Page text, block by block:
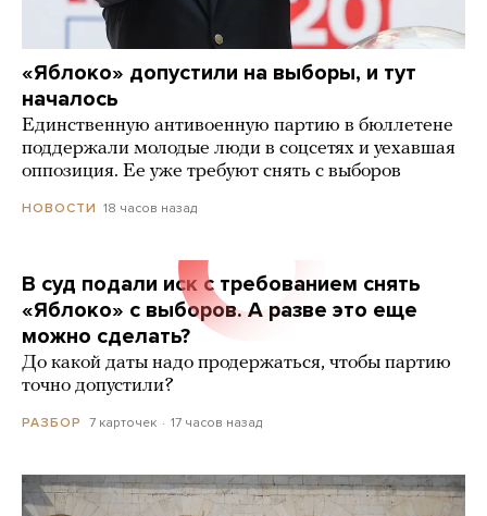
«Яблоко» допустили на выборы, и тут
началось
Единственную антивоенную партию в бюллетене
поддержали молодые люди в соцсетях и уехавшая
оппозиция. Ее уже требуют снять с выборов
НОВОСТИ 18 часов назад
В суд подали иск с требованием снять
«Яблоко» с выборов. А разве это еще
можно сделать?
До какой даты надо продержаться, чтобы партию
точно допустили?
РАЗБОР 7 карточек 17 часов назад